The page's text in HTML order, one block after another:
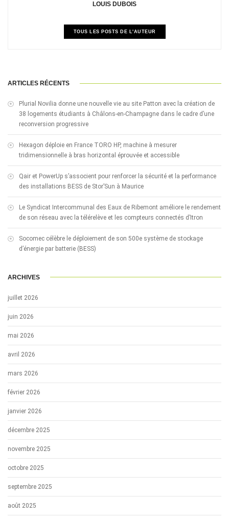
LOUIS DUBOIS
TOUS LES POSTS DE L'AUTEUR
ARTICLES RÉCENTS
Plurial Novilia donne une nouvelle vie au site Patton avec la création de
38 logements étudiants à Châlons-en-Champagne dans le cadre d’une
reconversion progressive
Hexagon déploie en France TORO HP, machine à mesurer
tridimensionnelle à bras horizontal éprouvée et accessible
Qair et PowerUp s’associent pour renforcer la sécurité et la performance
des installations BESS de Stor’Sun à Maurice
Le Syndicat Intercommunal des Eaux de Ribemont améliore le rendement
de son réseau avec la télérelève et les compteurs connectés d’Itron
Socomec célèbre le déploiement de son 500e système de stockage
d’énergie par batterie (BESS)
ARCHIVES
juillet 2026
juin 2026
mai 2026
avril 2026
mars 2026
février 2026
janvier 2026
décembre 2025
novembre 2025
octobre 2025
septembre 2025
août 2025